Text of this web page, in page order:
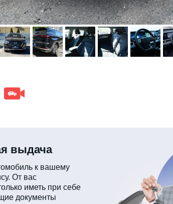
к вашему
От вас
иметь при себе
документы
выдача